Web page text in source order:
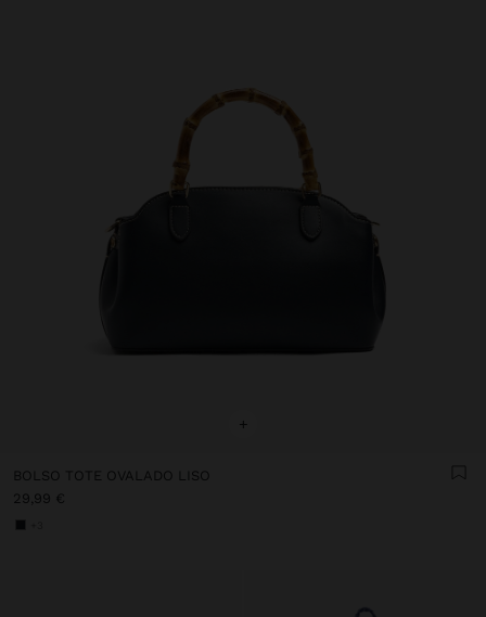
+
BOLSO TOTE OVALADO LISO
29,99 €